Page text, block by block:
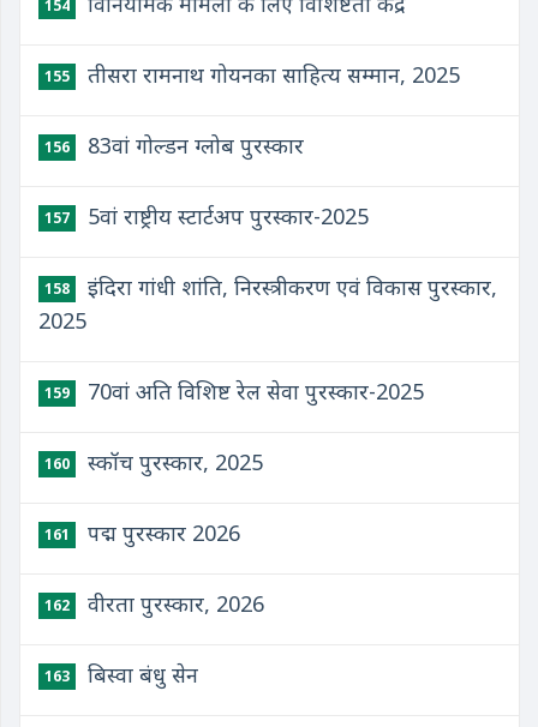
154
155 तीसरा रामनाथ गोयनका साहित्य सम्मान, 2025
156 83वां गोल्डन ग्लोब पुरस्कार
157 5वां राष्ट्रीय स्टार्टअप पुरस्कार-2025
158
इंदिरा गांधी शांति, निरस्त्रीकरण एवं विकास पुरस्कार,
2025
159 70वां अति विशिष्ट रेल सेवा पुरस्कार-2025
160 स्कॉच पुरस्कार, 2025
161 पद्म पुरस्कार 2026
162 वीरता पुरस्कार, 2026
163 बिस्वा बंधु सेन